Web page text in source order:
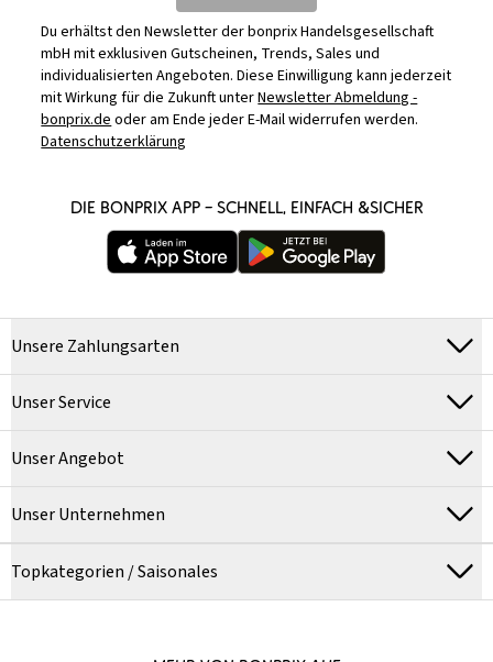
Du erhältst den Newsletter der bonprix Handelsgesellschaft
mbH mit exklusiven Gutscheinen, Trends, Sales und
individualisierten Angeboten. Diese Einwilligung kann jederzeit
mit Wirkung für die Zukunft unterNewsletter Abmeldung -
bonprix.deoder am Ende jeder E-Mail widerrufen werden.
Datenschutzerklärung
DIE BONPRIX APP – SCHNELL, EINFACH &SICHER
Unsere Zahlungsarten
Unser Service
Unser Angebot
Unser Unternehmen
Topkategorien / Saisonales